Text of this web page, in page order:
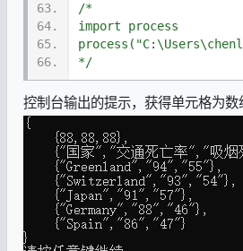
63.
64.
65.
66.
/*
import process
*/
控制台输出的提示，获得单元格为数